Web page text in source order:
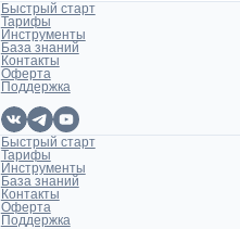
Быстрый старт
Тарифы
Инструменты
База знаний
Контакты
Оферта
Поддержка
Быстрый старт
Тарифы
Инструменты
База знаний
Контакты
Оферта
Поддержка